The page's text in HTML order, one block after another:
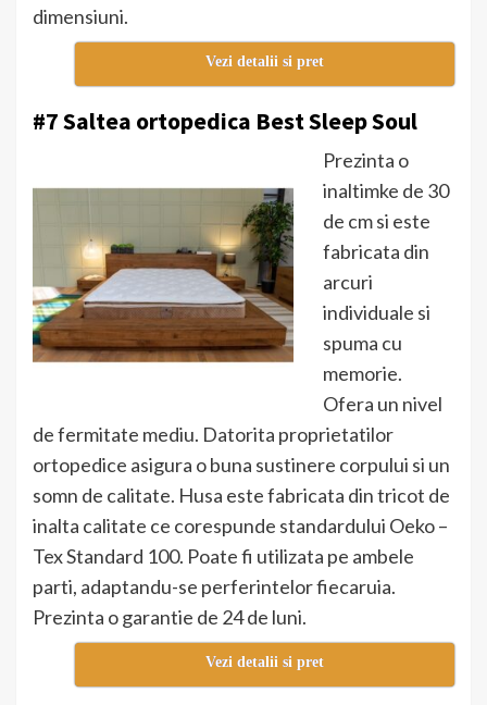
dimensiuni.
Vezi detalii si pret
#7 Saltea ortopedica Best Sleep Soul
Prezinta o
inaltimke de 30
de cm si este
fabricata din
arcuri
individuale si
spuma cu
memorie.
Ofera un nivel
de fermitate mediu. Datorita proprietatilor
ortopedice asigura o buna sustinere corpului si un
somn de calitate. Husa este fabricata din tricot de
inalta calitate ce corespunde standardului Oeko –
Tex Standard 100. Poate fi utilizata pe ambele
parti, adaptandu-se perferintelor fiecaruia.
Prezinta o garantie de 24 de luni.
Vezi detalii si pret